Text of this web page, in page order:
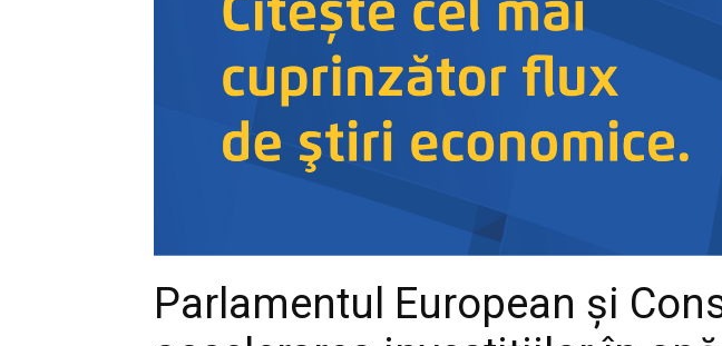
Parlamentul European și